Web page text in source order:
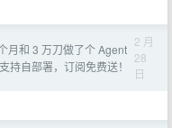
月和 3 万刀做了个 Agent
自部署，订阅免费送！
2 月
28
日